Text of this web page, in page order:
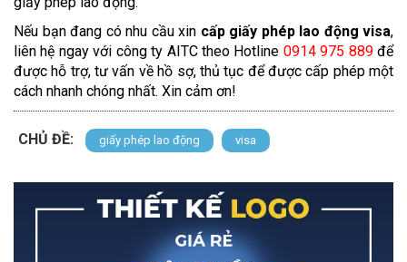
Nếu bạn đang có nhu cầu xin cấp giấy phép lao động visa,
liên hệ ngay với công ty AITC theo Hotline 0914 975 889để
được hỗ trợ, tư vấn về hồ sợ, thủ tục để được cấp phép một
cách nhanh chóng nhất. Xin cảm ơn!
CHỦ ĐỀ: giấy phép lao động visa